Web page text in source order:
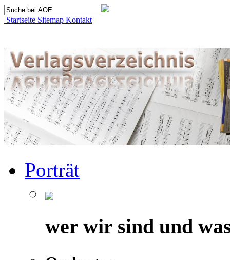
Startseite Sitemap Kontakt
Porträt
wer wir sind und